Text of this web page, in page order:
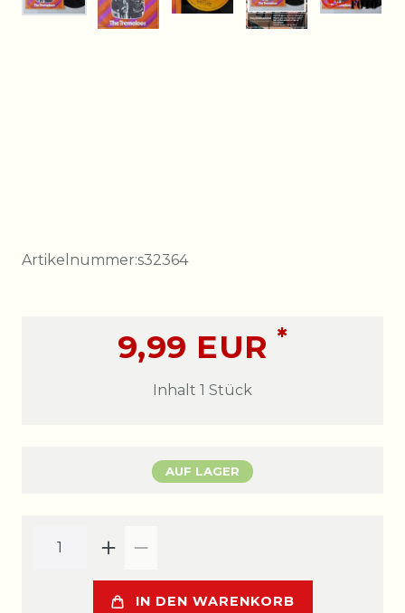
Artikelnummer:s32364
9,99 EUR *
Inhalt 1 Stück
AUF LAGER
IN DEN WARENKORB